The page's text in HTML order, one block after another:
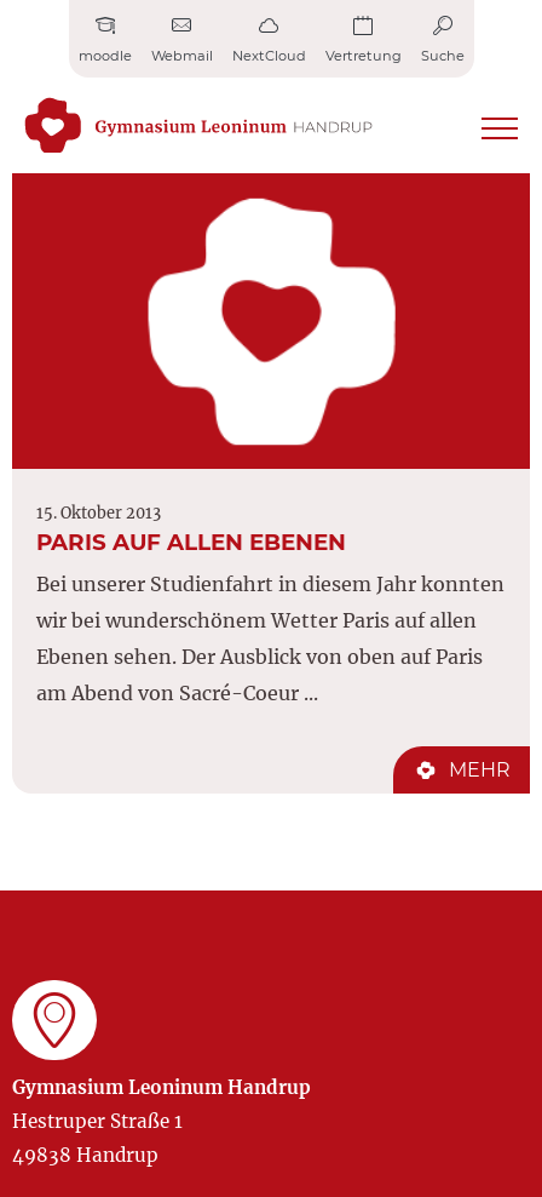
moodle Webmail NextCloud Vertretung Suche
15. Oktober 2013
PARIS AUF ALLEN EBENEN
Bei unserer Studienfahrt in diesem Jahr konnten
wir bei wunderschönem Wetter Paris auf allen
Ebenen sehen. Der Ausblick von oben auf Paris
am Abend von Sacré-Coeur ...
MEHR
Gymnasium Leoninum Handrup
Hestruper Straße 1
49838 Handrup